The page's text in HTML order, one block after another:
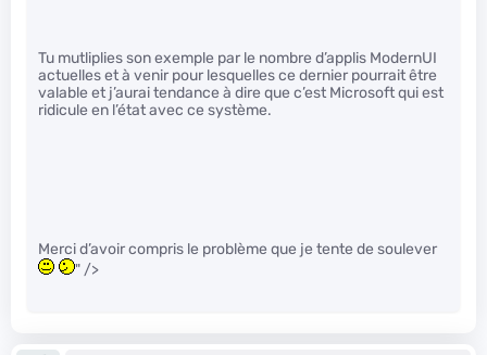
Tu mutliplies son exemple par le nombre d’applis ModernUI
actuelles et à venir pour lesquelles ce dernier pourrait être
valable et j’aurai tendance à dire que c’est Microsoft qui est
ridicule en l’état avec ce système.
Merci d’avoir compris le problème que je tente de soulever
" />